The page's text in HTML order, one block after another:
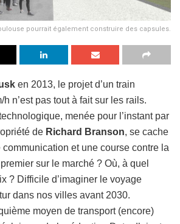
pourrait également construire des capsules.
en 2013, le projet d’un train
n’est pas tout à fait sur les rails.
menée pour l’instant par
de Richard Branson, se cache
et une course contre la
sur le marché ? Où, à quel
? Difficile d’imaginer le voyage
dans nos villes avant 2030.
moyen de transport (encore)